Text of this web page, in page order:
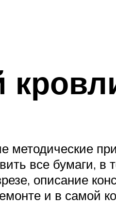
все бумаги,
описание
и в самой